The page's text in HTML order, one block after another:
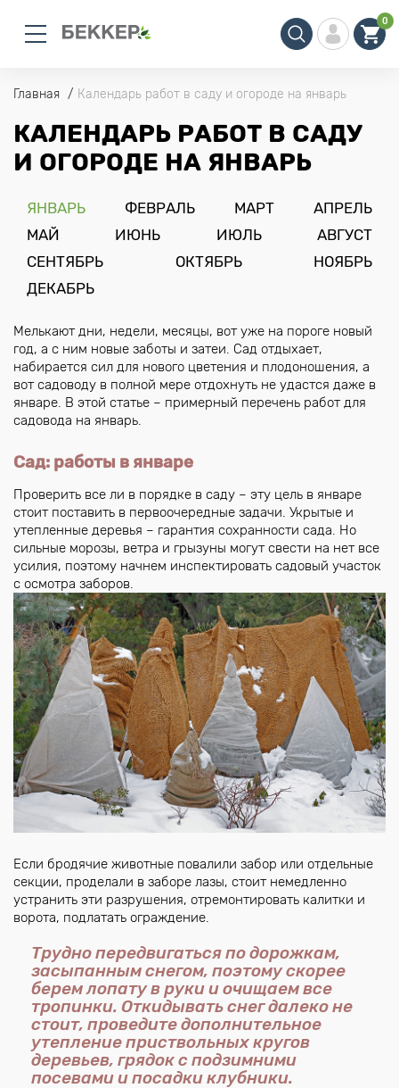
0
Главная Календарь работ в саду и огороде на январь
КАЛЕНДАРЬ РАБОТ В САДУ
И ОГОРОДЕ НА ЯНВАРЬ
ЯНВАРЬ ФЕВРАЛЬ МАРТ
АПРЕЛЬ
МАЙ
ИЮНЬ ИЮЛЬ
АВГУСТ
СЕНТЯБРЬ
ОКТЯБРЬ
НОЯБРЬ
ДЕКАБРЬ
Мелькают дни, недели, месяцы, вот уже на пороге новый
год, а с ним новые заботы и затеи. Сад отдыхает,
набирается сил для нового цветения и плодоношения, а
вот садоводу в полной мере отдохнуть не удастся даже в
январе. В этой статье – примерный перечень работ для
садовода на январь.
Сад: работы в январе
Проверить все ли в порядке в саду – эту цель в январе
стоит поставить в первоочередные задачи. Укрытые и
утепленные деревья – гарантия сохранности сада. Но
сильные морозы, ветра и грызуны могут свести на нет все
усилия, поэтому начнем инспектировать садовый участок
с осмотра заборов.
Если бродячие животные повалили забор или отдельные
секции, проделали в заборе лазы, стоит немедленно
устранить эти разрушения, отремонтировать калитки и
ворота, подлатать ограждение.
Трудно передвигаться по дорожкам,
засыпанным снегом, поэтому скорее
берем лопату в руки и очищаем все
тропинки. Откидывать снег далеко не
стоит, проведите дополнительное
утепление приствольных кругов
деревьев, грядок с подзимними
посевами и посадки клубники.